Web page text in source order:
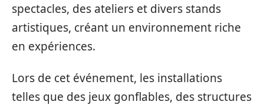
spectacles, des ateliers et divers stands
artistiques, créant un environnement riche
en expériences.
Lors de cet événement, les installations
telles que des jeux gonflables, des structures